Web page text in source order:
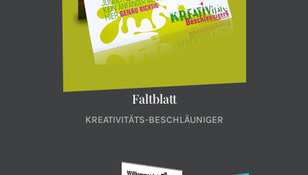
Faltblatt
KREATIVITÄTS-BESCHLÄUNIGER